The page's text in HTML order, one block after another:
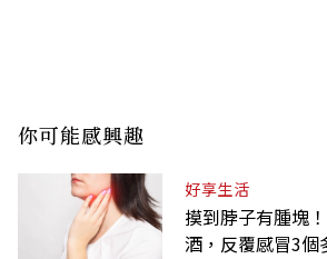
你可能感興趣
好享生活
摸到脖子有腫塊
酒，反覆感冒3個